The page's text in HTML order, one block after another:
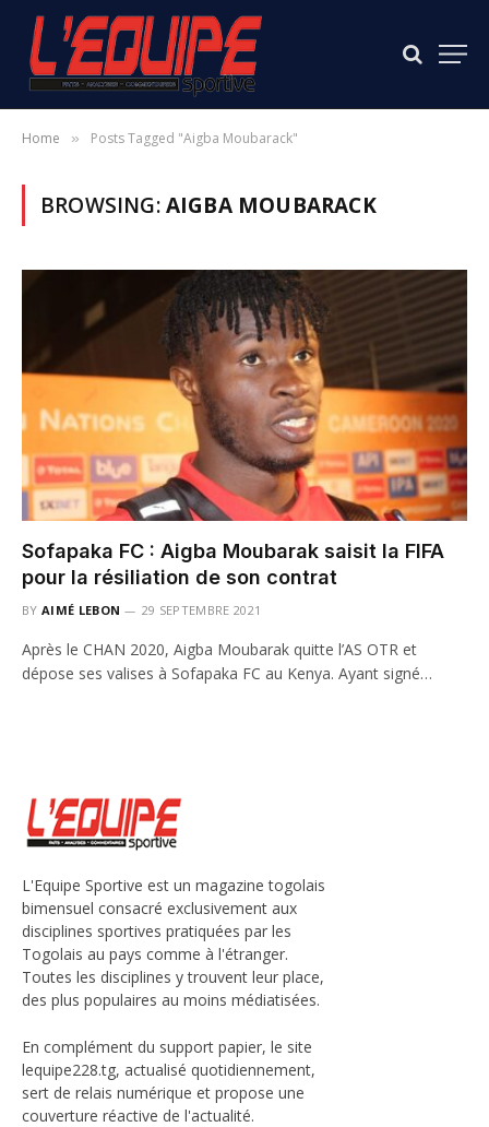
Home » Posts Tagged "Aigba Moubarack"
BROWSING:AIGBA MOUBARACK
Sofapaka FC : Aigba Moubarak saisit la FIFA
pour la résiliation de son contrat
BY AIMÉ LEBON 29 SEPTEMBRE 2021
Après le CHAN 2020, Aigba Moubarak quitte l’AS OTR et
dépose ses valises à Sofapaka FC au Kenya. Ayant signé…
L'Equipe Sportive est un magazine togolais
bimensuel consacré exclusivement aux
disciplines sportives pratiquées par les
Togolais au pays comme à l'étranger.
Toutes les disciplines y trouvent leur place,
des plus populaires au moins médiatisées.
En complément du support papier, le site
lequipe228.tg, actualisé quotidiennement,
sert de relais numérique et propose une
couverture réactive de l'actualité.